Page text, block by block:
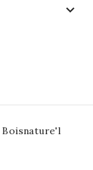
